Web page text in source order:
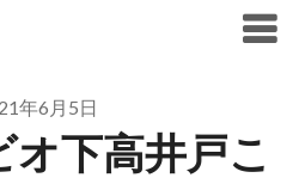
年6月5日
下高井戸こ